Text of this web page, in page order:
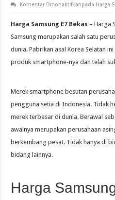
Komentar Dinonaktifkanpada Harga
Harga Samsung E7 Bekas – Harga
Samsung merupakan salah satu
dunia. Pabrikan asal Korea Selatan
produk smartphone-nya dan telah
Merek smartphone besutan
pengguna setia di Indonesia. Tidak
merek terbesar di dunia. Berawal
awalnya merupakan perusahaan
berkembang pesat. Tidak hanya di
bidang lainnya.
Harga